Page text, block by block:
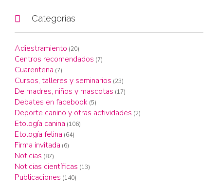
 Categorías
Adiestramiento (20)
Centros recomendados (7)
Cuarentena (7)
Cursos, talleres y seminarios (23)
De madres, niños y mascotas (17)
Debates en facebook (5)
Deporte canino y otras actividades (2)
Etología canina (106)
Etología felina (64)
Firma invitada (6)
Noticias (87)
Noticias científicas (13)
Publicaciones (140)